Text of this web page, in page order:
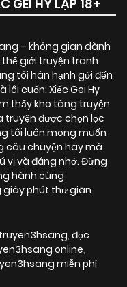
GEI HY LẠP 18+
– không gian dành
giới truyện tranh
tôi hân hạnh gửi đến
lôi cuốn: Xiếc Gei Hy
thấy kho tàng truyện
được chọn lọc
tôi luôn mong muốn
câu chuyện hay mà
vị và đáng nhớ. Đừng
hành cùng
giây phút thư giãn
truyen3hsang, đọc
online,
miễn phí